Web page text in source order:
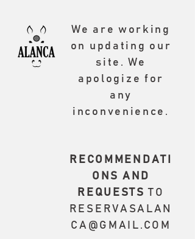
We are working
on updating our
site. We
apologize for
any
inconvenience.
RECOMMENDATI
ONS AND
REQUESTS TO
RESERVASALAN
CA@GMAIL.COM